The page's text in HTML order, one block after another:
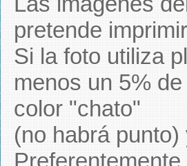
pretende
Si la foto utiliza
menos un 5%
color "chato"
(no habrá